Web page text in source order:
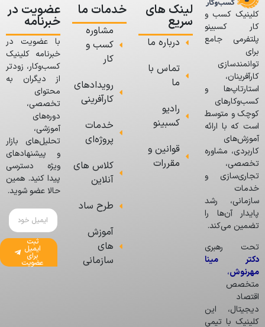
کلینیک کسب و
کار کسبینو
پلتفرمی جامع
برای
توانمندسازی
کارآفرینان،
استارتاپ‌ها و
کسب‌وکارهای
کوچک و متوسط
است که با ارائه
آموزش‌های
کاربردی، مشاوره
تخصصی،
تجاری‌سازی و
خدمات
سازمانی، رشد
پایدار آن‌ها را
تضمین می‌کند.
تحت رهبری
دکتر مینا
مهرنوش،
متخصص
اقتصاد
دیجیتال، این
کلینیک با تیمی
لینک های
سریع
درباره ما
تماس با
ما
رادیو
کسبینو
قوانین و
مقررات
خدمات ما
مشاوره
کسب و
کار
رویدادهای
کارآفرینی
خدمات
پروژه‌ای
کلاس های
آنلاین
طرح ساد
آموزش
های
سازمانی
عضویت در
خبرنامه
با عضویت در
خبرنامه کلینیک
کسب‌وکار، زودتر
از دیگران به
محتوای
تخصصی،
دوره‌های
آموزشی،
تحلیل‌های بازار
و پیشنهادهای
ویژه دسترسی
پیدا کنید. همین
حالا عضو شوید.
ثبت
ایمیل
برای
عضویت